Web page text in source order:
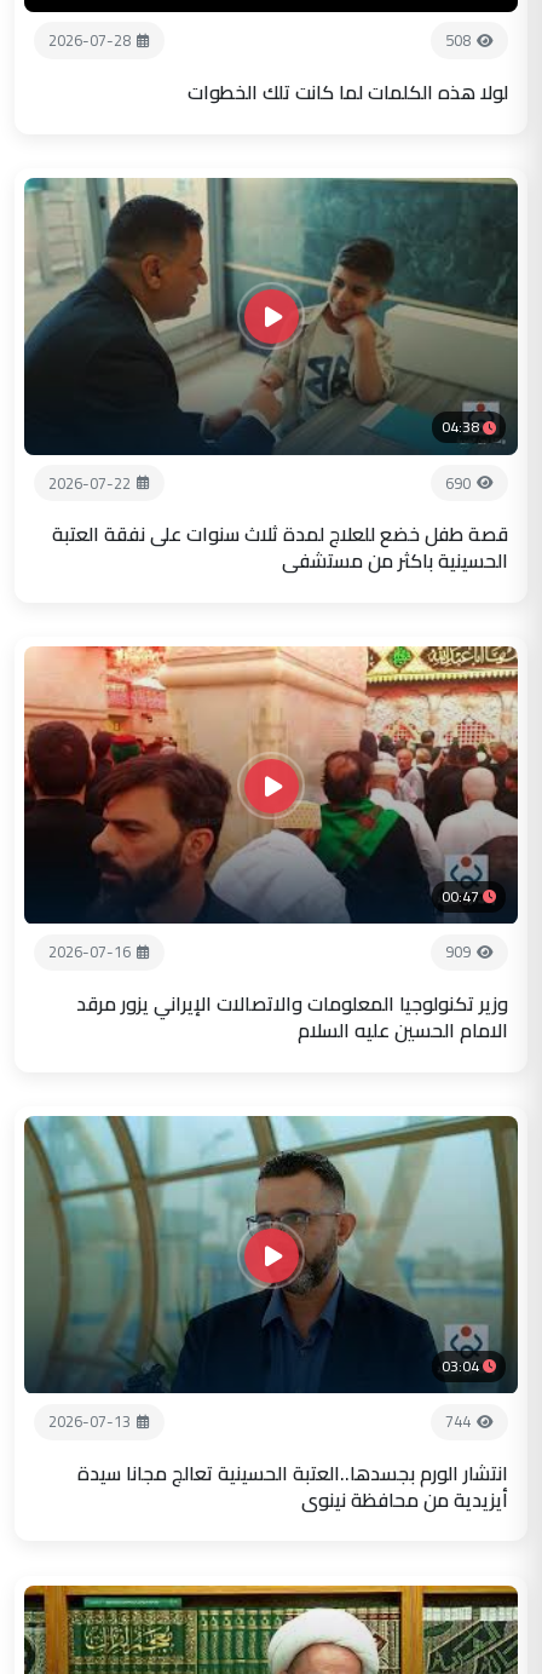
508
2026-07-28
لولا هذه الكلمات لما كانت تلك الخطوات
04:38
690
2026-07-22
قصة طفل خضع للعلاج لمدة ثلاث سنوات على نفقة العتبة
الحسينية باكثر من مستشفى
00:47
909
2026-07-16
وزير تكنولوجيا المعلومات والاتصالات الإيراني يزور مرقد
الامام الحسين عليه السلام
03:04
744
2026-07-13
انتشار الورم بجسدها..العتبة الحسينية تعالج مجانا سيدة
أيزيدية من محافظة نينوى